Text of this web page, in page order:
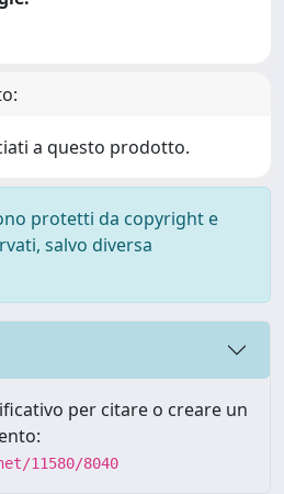
a questo prodotto.
protetti da copyright e
salvo diversa
per citare o creare un
11580/8040